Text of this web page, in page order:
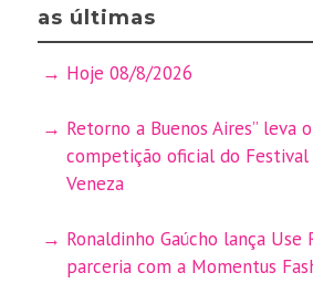
as últimas
Hoje 08/8/2026
Retorno a Buenos Aires” leva
competição oficial do Festival
Veneza
Ronaldinho Gaúcho lança Use
parceria com a Momentus